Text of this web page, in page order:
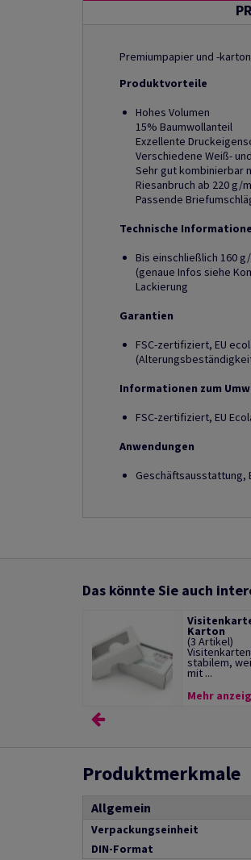
Premiumpapier und -
Produktvorteile
Hohes Volumen
15% Baumwollanteil
Exzellente
Verschiedene Weiß-
Sehr gut kombinierbar
Riesanbruch ab 220 g/
Passende
Technische
Bis einschließlich 160
(genaue Infos siehe
Lackierung
Garantien
FSC-zertifiziert, EU
Informationen zum
FSC-zertifiziert, EU
Anwendungen
Geschäftsausstattung,
Das könnte Sie auch
Karton
(3 Artikel)
stabilem,
mit ...
Mehr
Produktmerkmale
Allgemein
Verpackungseinheit
DIN-Format